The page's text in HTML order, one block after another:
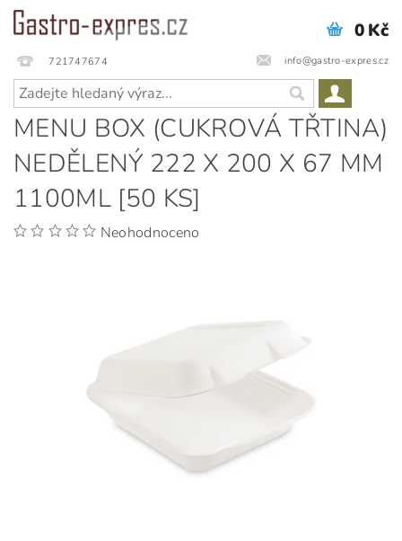
721747674 info@gastro-expres.cz
0 Kč
MENU BOX (CUKROVÁ TŘTINA)
NEDĚLENÝ 222 X 200 X 67 MM
1100ML [50 KS]
Neohodnoceno